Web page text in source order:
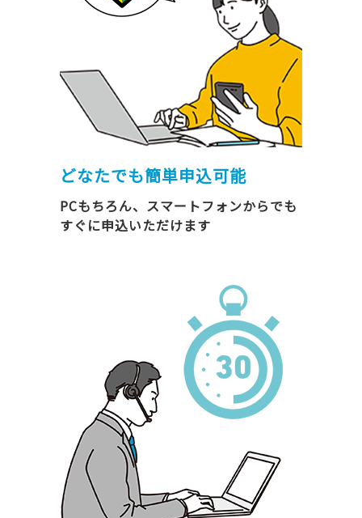
どなたでも簡単申込可能
PCもちろん、スマートフォンからでも
すぐに申込いただけます